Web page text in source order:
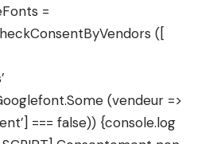
=
([
(vendeur =>
=== false)) {console.log